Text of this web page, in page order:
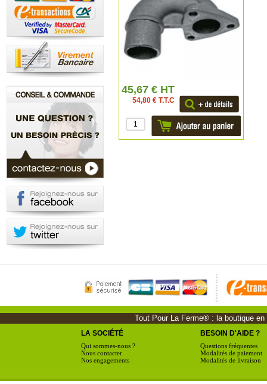
45,67 € HT
54,80 € T.T.C
Tout Pour La Ferme® : la boutique
LA SOCIÉTÉ
Qui sommes-nous ?
Nous contacter
Nos engagements
BESOIN D'AIDE ?
Questions fréquentes
Modalités de paiement
Modalités de livraison